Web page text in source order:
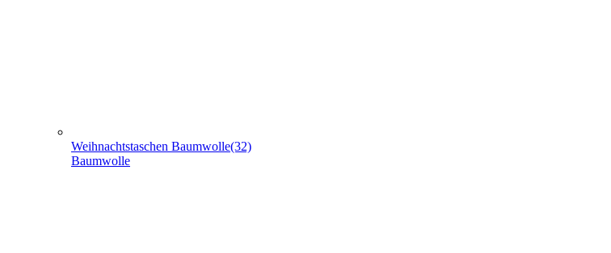
Weihnachtstaschen Baumwolle(32)
Baumwolle